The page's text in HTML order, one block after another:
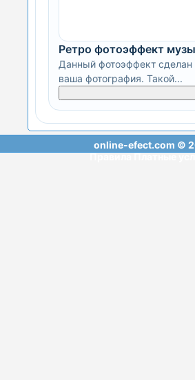
Ретро фотоэффект
Данный фотоэффект сделан
ваша фотография. Такой...
online-efect.com ©
ПравилаПлатные